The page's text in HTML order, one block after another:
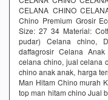
CELANA CHINO
Chino Premium Grosir
Size: 27 34 Material:
pudar) Celana chino,
daffagrosir Celana
celana chino, jual celana
chino anak anak, harga
Man Hitam Chino murah
top man hitam chino Jual